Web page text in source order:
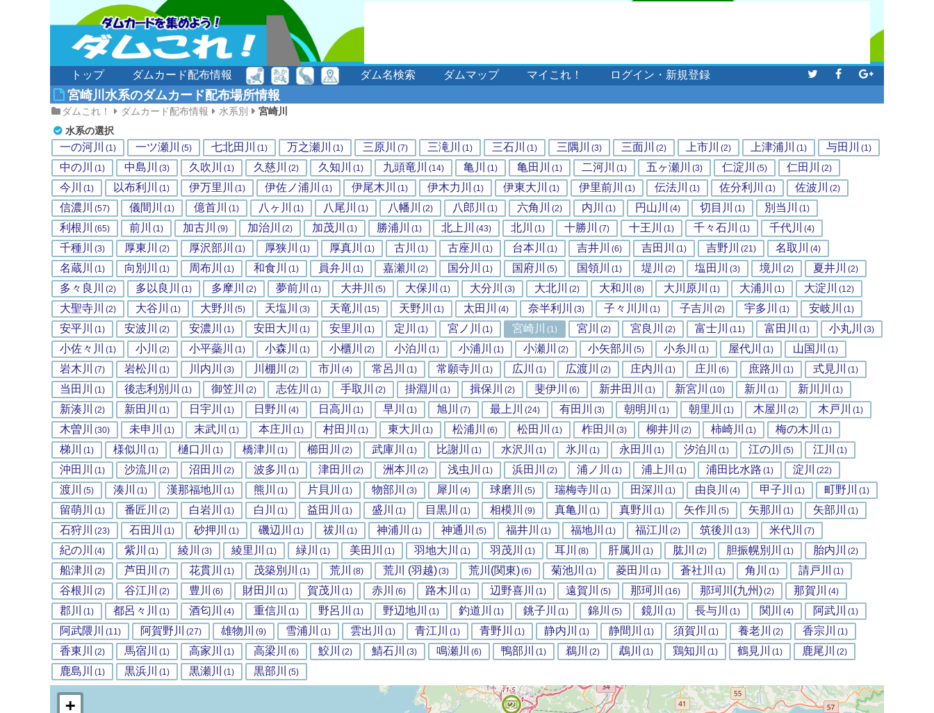
トップ ダムカード配布情報 ダム名検索 ダムマップ マイこれ！ ログイン・新規登録
宮崎川水系のダムカード配布場所情報
ダムこれ！ ダムカード配布情報 水系別
宮崎川
水系の選択
一の河川 (1) 一ツ瀬川 (5) 七北田川 (1) 万之瀬川 (1) 三原川 (7) 三滝川 (1) 三石川 (1) 三隅川 (3) 三面川 (2) 上市川 (2) 上津浦川 (1) 与田川 (1)
中の川 (1) 中島川 (3) 久吹川 (1) 久慈川 (2) 久知川 (1) 九頭竜川 (14) 亀川 (1) 亀田川 (1) 二河川 (1) 五ヶ瀬川 (3) 仁淀川 (5) 仁田川 (2)
今川 (1) 以布利川 (1) 伊万里川 (1) 伊佐ノ浦川 (1) 伊尾木川 (1) 伊木力川 (1) 伊東大川 (1) 伊里前川 (1) 伝法川 (1) 佐分利川 (1) 佐波川 (2)
信濃川 (57) 儀間川 (1) 億首川 (1) 八ヶ川 (1) 八尾川 (1) 八幡川 (2) 八郎川 (1) 六角川 (2) 内川 (1) 円山川 (4) 切目川 (1) 別当川 (1)
利根川 (65) 前川 (1) 加古川 (9) 加治川 (2) 加茂川 (1) 勝浦川 (1) 北上川 (43) 北川 (1) 十勝川 (7) 十王川 (1) 千々石川 (1) 千代川 (4)
千種川 (3) 厚東川 (2) 厚沢部川 (1) 厚狭川 (1) 厚真川 (1) 古川 (1) 古座川 (1) 台本川 (1) 吉井川 (6) 吉田川 (1) 吉野川 (21) 名取川 (4)
名蔵川 (1) 向別川 (1) 周布川 (1) 和食川 (1) 員弁川 (1) 嘉瀬川 (2) 国分川 (1) 国府川 (5) 国領川 (1) 堤川 (2) 塩田川 (3) 境川 (2) 夏井川 (2)
多々良川 (2) 多以良川 (1) 多摩川 (2) 夢前川 (1) 大井川 (5) 大保川 (1) 大分川 (3) 大北川 (2) 大和川 (8) 大川原川 (1) 大浦川 (1) 大淀川 (12)
大聖寺川 (2) 大谷川 (1) 大野川 (5) 天塩川 (3) 天竜川 (15) 天野川 (1) 太田川 (4) 奈半利川 (3) 子々川川 (1) 子吉川 (2) 宇多川 (1) 安岐川 (1)
安平川 (1) 安波川 (2) 安濃川 (1) 安田大川 (1) 安里川 (1) 定川 (1) 宮ノ川 (1) 宮崎川 (1) 宮川 (2) 宮良川 (2) 富士川 (11) 富田川 (1) 小丸川 (3)
小佐々川 (1) 小川 (2) 小平蘂川 (1) 小森川 (1) 小櫃川 (2) 小泊川 (1) 小浦川 (1) 小瀬川 (2) 小矢部川 (5) 小糸川 (1) 屋代川 (1) 山国川 (1)
岩木川 (7) 岩松川 (1) 川内川 (3) 川棚川 (2) 市川 (4) 常呂川 (1) 常願寺川 (1) 広川 (1) 広渡川 (2) 庄内川 (1) 庄川 (6) 庶路川 (1) 式見川 (1)
当田川 (1) 後志利別川 (1) 御笠川 (2) 志佐川 (1) 手取川 (2) 掛淵川 (1) 揖保川 (2) 斐伊川 (6) 新井田川 (1) 新宮川 (10) 新川 (1) 新川川 (1)
新湊川 (2) 新田川 (1) 日宇川 (1) 日野川 (4) 日高川 (1) 早川 (1) 旭川 (7) 最上川 (24) 有田川 (3) 朝明川 (1) 朝里川 (1) 木屋川 (2) 木戸川 (1)
木曽川 (30) 未申川 (1) 末武川 (1) 本庄川 (1) 村田川 (1) 東大川 (1) 松浦川 (6) 松田川 (1) 柞田川 (3) 柳井川 (2) 柿崎川 (1) 梅の木川 (1)
梯川 (1) 様似川 (1) 樋口川 (1) 橋津川 (1) 櫛田川 (2) 武庫川 (1) 比謝川 (1) 水沢川 (1) 氷川 (1) 永田川 (1) 汐泊川 (1) 江の川 (5) 江川 (1)
沖田川 (1) 沙流川 (2) 沼田川 (2) 波多川 (1) 津田川 (2) 洲本川 (2) 浅虫川 (1) 浜田川 (2) 浦ノ川 (1) 浦上川 (1) 浦田比水路 (1) 淀川 (22)
渡川 (5) 湊川 (1) 漢那福地川 (1) 熊川 (1) 片貝川 (1) 物部川 (3) 犀川 (4) 球磨川 (5) 瑞梅寺川 (1) 田深川 (1) 由良川 (4) 甲子川 (1) 町野川 (1)
留萌川 (1) 番匠川 (2) 白岩川 (1) 白川 (1) 益田川 (1) 盛川 (1) 目黒川 (1) 相模川 (9) 真亀川 (1) 真野川 (1) 矢作川 (5) 矢那川 (1) 矢部川 (1)
石狩川 (23) 石田川 (1) 砂押川 (1) 磯辺川 (1) 祓川 (1) 神浦川 (1) 神通川 (5) 福井川 (1) 福地川 (1) 福江川 (2) 筑後川 (13) 米代川 (7)
紀の川 (4) 紫川 (1) 綾川 (3) 綾里川 (1) 緑川 (1) 美田川 (1) 羽地大川 (1) 羽茂川 (1) 耳川 (8) 肝属川 (1) 肱川 (2) 胆振幌別川 (1) 胎内川 (2)
船津川 (2) 芦田川 (7) 花貫川 (1) 茂築別川 (1) 荒川 (8) 荒川 (羽越)(3) 荒川(関東)(6) 菊池川 (1) 菱田川 (1) 蒼社川 (1) 角川 (1) 請戸川 (1)
谷根川 (2) 谷江川 (2) 豊川 (6) 財田川 (1) 賀茂川 (1) 赤川 (6) 路木川 (1) 辺野喜川 (1) 遠賀川 (5) 那珂川 (16) 那珂川(九州)(2) 那賀川 (4)
郡川 (1) 都呂々川 (1) 酒匂川 (4) 重信川 (1) 野呂川 (1) 野辺地川 (1) 釣道川 (1) 銚子川 (1) 錦川 (5) 鏡川 (1) 長与川 (1) 関川 (4) 阿武川 (1)
阿武隈川 (11) 阿賀野川 (27) 雄物川 (9) 雪浦川 (1) 雲出川 (1) 青江川 (1) 青野川 (1) 静内川 (1) 静間川 (1) 須賀川 (1) 養老川 (2) 香宗川 (1)
香東川 (2) 馬宿川 (1) 高家川 (1) 高梁川 (6) 鮫川 (2) 鯖石川 (3) 鳴瀬川 (6) 鴨部川 (1) 鵜川 (2) 鵡川 (1) 鶏知川 (1) 鶴見川 (1) 鹿尾川 (2)
鹿島川 (1) 黒浜川 (1) 黒瀬川 (1) 黒部川 (5)
2